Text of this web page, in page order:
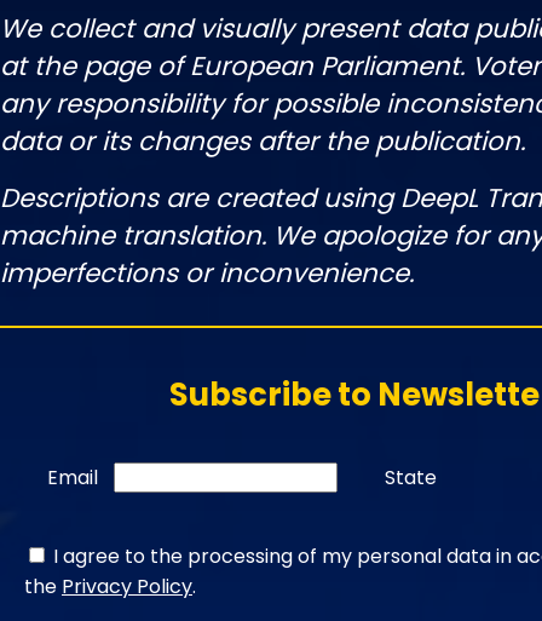
We collect and visually present data
at the page of European Parliament.
any responsibility for possible
data or its changes after the publication.
Descriptions are created using DeepL
machine translation. We apologize for
imperfections or inconvenience.
Subscribe to
Email State
I agree to the processing of my personal data in
the Privacy Policy.